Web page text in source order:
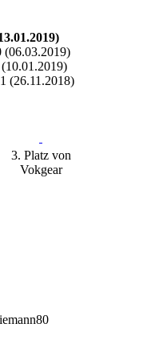
(06.03.2019)
(26.11.2018)
3. Platz von
Vokgear